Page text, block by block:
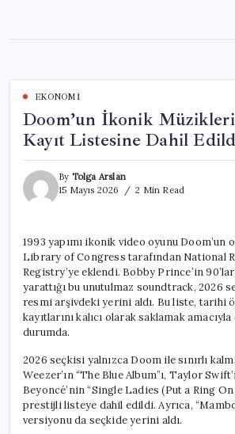
content
EKONOMI
Doom’un İkonik
Kayıt Listesine Dahil
By Tolga Arslan
15 Mayıs 2026
2 Min Read
1993 yapımı ikonik video oyunu Doom’un
Library of Congress tarafından National
Registry’ye eklendi. Bobby Prince’in
yarattığı bu unutulmaz soundtrack, 2026
resmi arşivdeki yerini aldı. Bu liste, tarihi
kayıtlarını kalıcı olarak saklamak
durumda.
2026 seçkisi yalnızca Doom ile sınırlı
Weezer’ın “The Blue Album”ı, Taylor
Beyoncé’nin “Single Ladies (Put a Ring
prestijli listeye dahil edildi. Ayrıca,
versiyonu da seçkide yerini aldı.